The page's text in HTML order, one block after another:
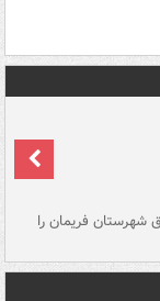
شهرستان فریمان را